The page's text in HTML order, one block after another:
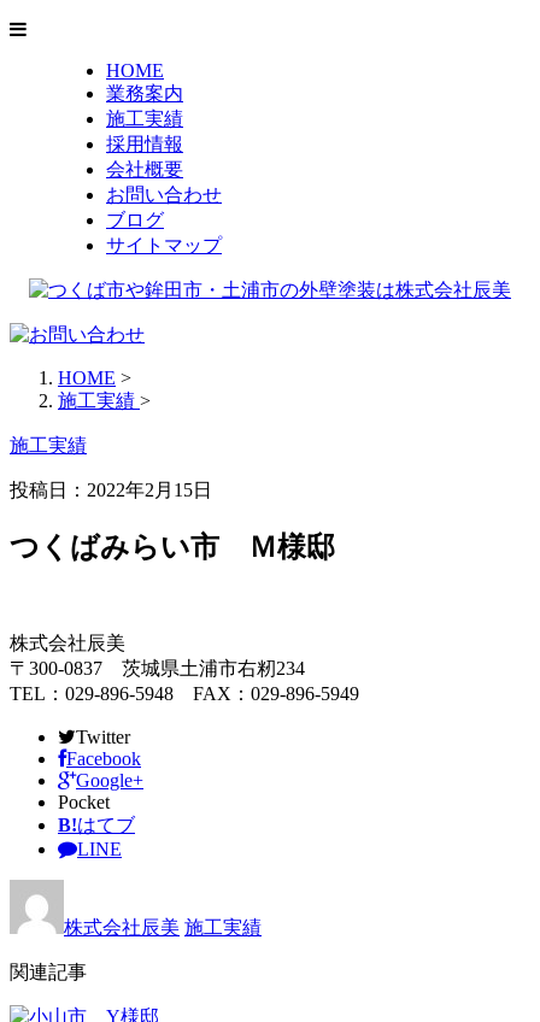
HOME
業務案内
施工実績
採用情報
会社概要
お問い合わせ
ブログ
サイトマップ
HOME >
施工実績 >
施工実績
投稿日： 2022年2月15日
つくばみらい市 Ｍ様邸
株式会社辰美
〒300-0837 茨城県土浦市右籾234
TEL：029-896-5948 FAX：029-896-5949
Twitter
Facebook
Google+
Pocket
B!はてブ
LINE
株式会社辰美 施工実績
関連記事